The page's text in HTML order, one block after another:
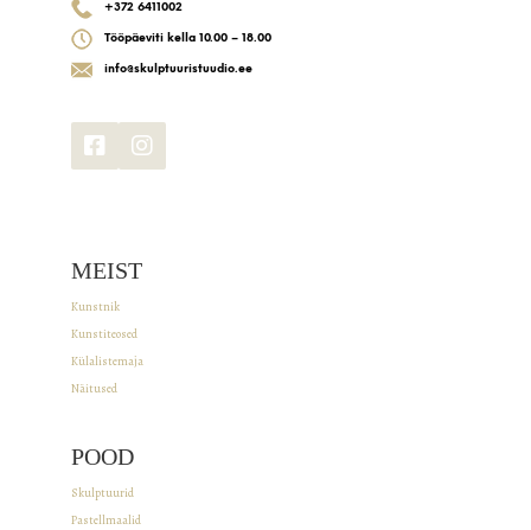
+372 6411002
Tööpäeviti kella 10.00 – 18.00
info@skulptuuristuudio.ee
MEIST
Kunstnik
Kunstiteosed
Külalistemaja
Näitused
POOD
Skulptuurid
Pastellmaalid